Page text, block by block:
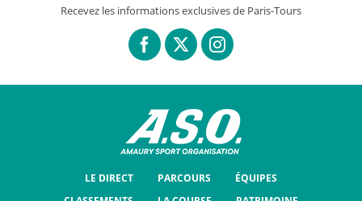
Recevez les informations exclusives de Paris-Tours
LE DIRECT PARCOURS
ÉQUIPES